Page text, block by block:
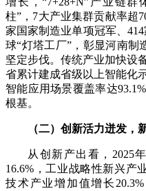
柱”，7大产业集群贡献率超
家国家制造业单项冠军、
球“灯塔工厂”，彰显河南制
坚定步伐。传统产业加快设
省累计建成省级以上智能化
智能应用场景覆盖率达
根基。
（二）创新活力迸发，
从创新产出看，2025
16.6%，工业战略性新兴产
技术产业增加值增长